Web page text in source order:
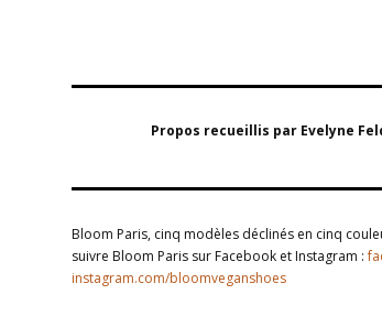
Propos recueillis par Evelyne
Bloom Paris, cinq modèles déclinés en cinq
suivre Bloom Paris sur Facebook et Instagram :
instagram.com/bloomveganshoes